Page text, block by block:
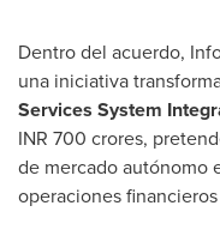
Dentro del acuerdo,
una iniciativa
Services System
INR 700 crores,
de mercado autónomo
operaciones